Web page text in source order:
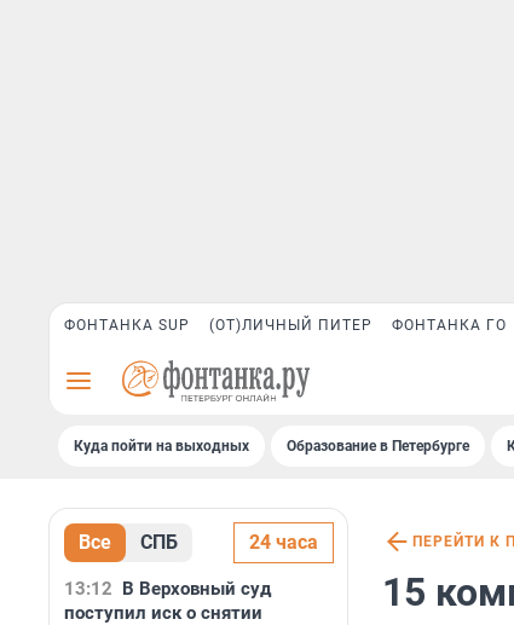
ФОНТАНКА SUP (ОТ)ЛИЧНЫЙ ПИТЕР ФОНТАНКА ГО
Куда пойти на выходных Образование в Петербурге
Все СПБ 24 часа
13:12 В Верховный суд
поступил иск о снятии
ПЕРЕЙТИ К
15